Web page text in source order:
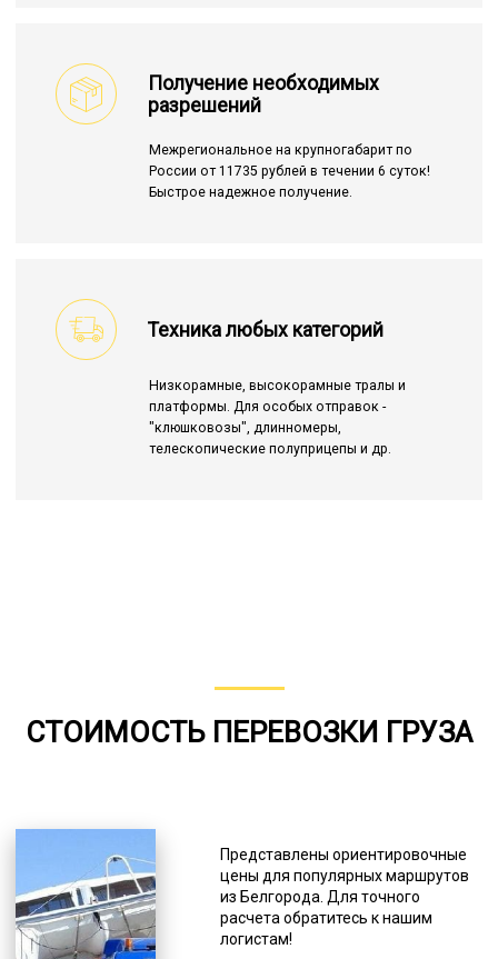
Получение необходимых
разрешений
Межрегиональное на крупногабарит по
России от 11735 рублей в течении 6 суток!
Быстрое надежное получение.
Техника любых категорий
Низкорамные, высокорамные тралы и
платформы. Для особых отправок -
"клюшковозы", длинномеры,
телескопические полуприцепы и др.
СТОИМОСТЬ ПЕРЕВОЗКИ ГРУЗА
Представлены ориентировочные
цены для популярных маршрутов
из Белгорода. Для точного
расчета обратитесь к нашим
логистам!